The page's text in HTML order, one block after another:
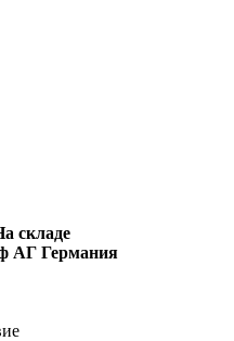
складе
АГ Германия